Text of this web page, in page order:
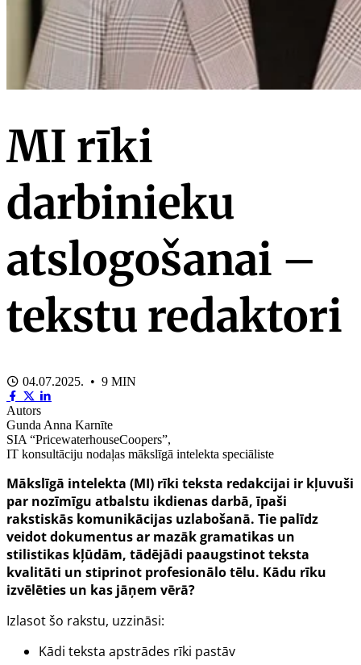
MI rīki
darbinieku
atslogošanai –
tekstu redaktori
04.07.2025. • 9 MIN
Autors
Gunda Anna Karnīte
SIA “PricewaterhouseCoopers”,
IT konsultāciju nodaļas mākslīgā intelekta speciāliste
Mākslīgā intelekta (MI) rīki teksta redakcijai ir kļuvuši
par nozīmīgu atbalstu ikdienas darbā, īpaši
rakstiskās komunikācijas uzlabošanā. Tie palīdz
veidot dokumentus ar mazāk gramatikas un
stilistikas kļūdām, tādējādi paaugstinot teksta
kvalitāti un stiprinot profesionālo tēlu. Kādu rīku
izvēlēties un kas jāņem vērā?
Izlasot šo rakstu, uzzināsi:
Kādi teksta apstrādes rīki pastāv